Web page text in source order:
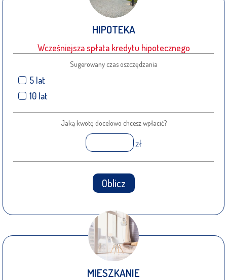
HIPOTEKA
Wcześniejsza spłata kredytu hipotecznego
Sugerowany czas oszczędzania
5 lat
10 lat
Jaką kwotę docelowo chcesz wpłacić?
zł
Oblicz
MIESZKANIE